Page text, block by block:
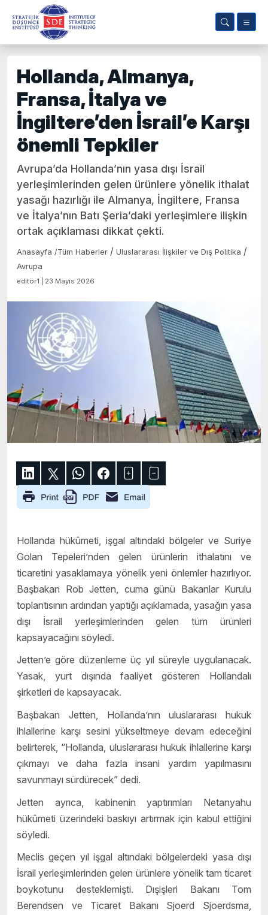
Hollanda, Almanya,
Fransa, İtalya ve
İngiltere’den İsrail’e Karşı
önemli Tepkiler
Avrupa’da Hollanda’nın yasa dışı İsrail
yerleşimlerinden gelen ürünlere yönelik ithalat
yasağı hazırlığı ile Almanya, İngiltere, Fransa
ve İtalya’nın Batı Şeria’daki yerleşimlere ilişkin
ortak açıklaması dikkat çekti.
Anasayfa /Tüm Haberler / Uluslararası İlişkiler ve Dış Politika /
Avrupa
editör1 | 23 Mayıs 2026
Hollanda hükûmeti, işgal altındaki bölgeler ve Suriye
Golan Tepeleri’nden gelen ürünlerin ithalatını ve
ticaretini yasaklamaya yönelik yeni önlemler hazırlıyor.
Başbakan Rob Jetten, cuma günü Bakanlar Kurulu
toplantısının ardından yaptığı açıklamada, yasağın yasa
dışı İsrail yerleşimlerinden gelen tüm ürünleri
kapsayacağını söyledi.
Jetten’e göre düzenleme üç yıl süreyle uygulanacak.
Yasak, yurt dışında faaliyet gösteren Hollandalı
şirketleri de kapsayacak.
Başbakan Jetten, Hollanda’nın uluslararası hukuk
ihlallerine karşı sesini yükseltmeye devam edeceğini
belirterek, “Hollanda, uluslararası hukuk ihlallerine karşı
çıkmayı ve daha fazla insani yardım yapılmasını
savunmayı sürdürecek” dedi.
Jetten ayrıca, kabinenin yaptırımları Netanyahu
hükûmeti üzerindeki baskıyı artırmak için kabul ettiğini
söyledi.
Meclis geçen yıl işgal altındaki bölgelerdeki yasa dışı
İsrail yerleşimlerinden gelen ürünlere yönelik tam ticaret
boykotunu desteklemişti. Dışişleri Bakanı Tom
Berendsen ve Ticaret Bakanı Sjoerd Sjoerdsma,